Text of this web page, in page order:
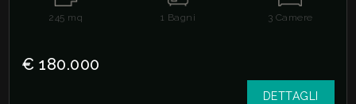
245 mq 1 Bagni 3 Camere
€ 180.000
DETTAGLI